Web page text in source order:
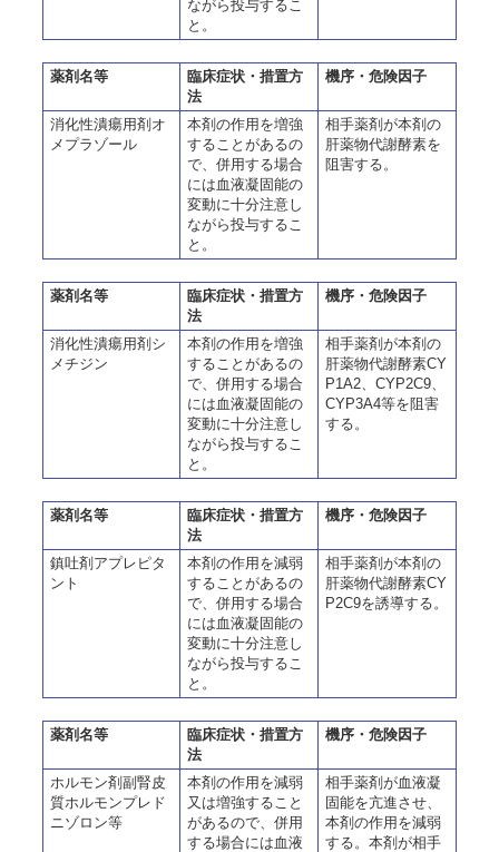
ながら投与するこ
と。
薬剤名等
臨床症状・措置方
法
機序・危険因子
消化性潰瘍用剤オ
メプラゾール
本剤の作用を増強
することがあるの
で、併用する場合
には血液凝固能の
変動に十分注意し
ながら投与するこ
と。
相手薬剤が本剤の
肝薬物代謝酵素を
阻害する。
薬剤名等
臨床症状・措置方
法
機序・危険因子
消化性潰瘍用剤シ
メチジン
本剤の作用を増強
することがあるの
で、併用する場合
には血液凝固能の
変動に十分注意し
ながら投与するこ
と。
相手薬剤が本剤の
肝薬物代謝酵素CY
P1A2、CYP2C9、
CYP3A4等を阻害
する。
薬剤名等
臨床症状・措置方
法
機序・危険因子
鎮吐剤アプレピタ
ント
本剤の作用を減弱
することがあるの
で、併用する場合
には血液凝固能の
変動に十分注意し
ながら投与するこ
と。
相手薬剤が本剤の
肝薬物代謝酵素CY
P2C9を誘導する。
薬剤名等
臨床症状・措置方
法
機序・危険因子
ホルモン剤副腎皮
質ホルモンプレド
ニゾロン等
本剤の作用を減弱
又は増強すること
があるので、併用
する場合には血液
相手薬剤が血液凝
固能を亢進させ、
本剤の作用を減弱
する。本剤が相手